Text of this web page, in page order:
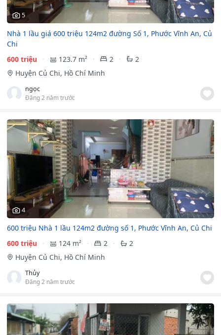
5
Nhà 1 lầu giá 600 triệu 124m2 đường Số 1, Phước Vĩnh An, Củ
Chi
600 triệu
123.7 m² 2
2
Huyện Củ Chi, Hồ Chí Minh
ngọc
Đăng 2 năm trước
4
600 triệu Nhà 1 lầu 124m2 đường số 1, Phước Vĩnh An, Củ Chi
600 triệu
124 m² 2
2
Huyện Củ Chi, Hồ Chí Minh
Thủy
Đăng 2 năm trước